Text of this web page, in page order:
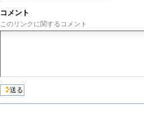
コメント
このリンクに関するコメント